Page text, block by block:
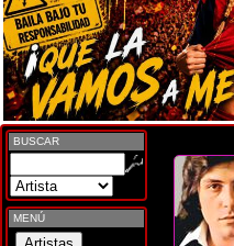
BUSCAR
MENÚ